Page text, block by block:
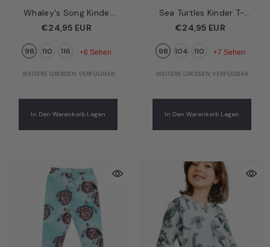
Whaley's Song Kinder
T-Shirt Dunkelblau –
Baumwolle GOTS |
€24,95 EUR
98 110 116 +6 Sehen
WEITERE GRÖSSEN VERFÜGBAR
In Den Warenkorb Legen
Sea Turtles Kinder T-
Shirt Grün – Fröhliche
Bio-Baumwolle GOTS |
€24,95 EUR
98 104 110 +7 Sehen
WEITERE GRÖSSEN VERFÜGBAR
In Den Warenkorb Legen